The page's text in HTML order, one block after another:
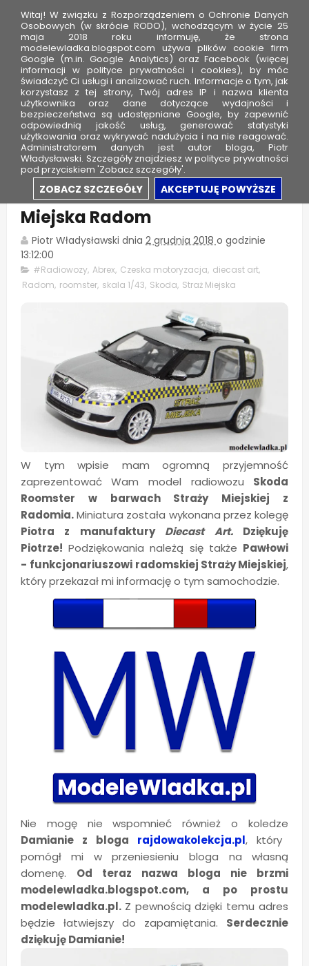
a
Skoda Roomster - Straż
Miejska Radom
Piotr Władysławski dnia 2 grudnia 2018 o godzinie
13:12:00
#Radiowozy, Abrex, Czeska motoryzacja, diecast art,
Radom, roomster, skala 1/43, Skoda, Straż Miejska
W tym wpisie mam ogromną przyjemność
zaprezentować Wam model radiowozu Skoda
Roomster w barwach Straży Miejskiej z
Radomia.Miniatura została wykonana przez kolegę
Piotra z manufaktury Diecast Art.Dziękuję
Piotrze! Podziękowania należą się także Pawłowi
- funkcjonariuszowi radomskiej Straży Miejskiej,
który przekazał mi informację o tym samochodzie.
Nie mogę nie wspomnieć również o koledze
Damianie z bloga rajdowakolekcja.pl, który
pomógł mi w przeniesieniu bloga na własną
domenę. Od teraz nazwa bloga nie brzmi
modelewladka.blogspot.com, a po prostu
modelewladka.pl. Z pewnością dzięki temu adres
będzie łatwiejszy do zapamiętania. Serdecznie
dziękuję Damianie!
Witaj! W związku z Rozporządzeniem o Ochronie Danych
Osobowych (w skrócie RODO), wchodzącym w życie 25
maja 2018 roku informuję, że strona
modelewladka.blogspot.com używa plików cookie firm
Google (m.in. Google Analytics) oraz Facebook (więcej
informacji w polityce prywatności i cookies), by móc
świadczyć Ci usługi i analizować ruch. Informacje o tym, jak
korzystasz z tej strony, Twój adres IP i nazwa klienta
użytkownika oraz dane dotyczące wydajności i
bezpieczeństwa są udostępniane Google, by zapewnić
odpowiednią jakość usług, generować statystyki
użytkowania oraz wykrywać nadużycia i na nie reagować.
Administratorem danych jest autor bloga, Piotr
Władysławski. Szczegóły znajdziesz w polityce prywatności
pod przyciskiem 'Zobacz szczegóły'.
ZOBACZ SZCZEGÓŁY AKCEPTUJĘ POWYŻSZE